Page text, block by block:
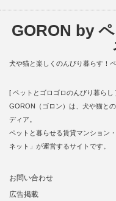
GORON by
犬や猫と楽しくのんびり暮らす！
[ ペットとゴロゴロのんびり暮らし ]
GORON（ゴロン）は、犬や猫と
ディア。
ペットと暮らせる賃貸マンション
ネット」が運営するサイトです。
お問い合わせ
広告掲載